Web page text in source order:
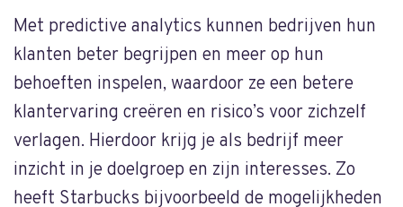
Met predictive analytics kunnen bedrijven hun
klanten beter begrijpen en meer op hun
behoeften inspelen, waardoor ze een betere
klantervaring creëren en risico’s voor zichzelf
verlagen. Hierdoor krijg je als bedrijf meer
inzicht in je doelgroep en zijn interesses. Zo
heeft Starbucks bijvoorbeeld de mogelijkheden